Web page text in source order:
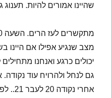
שהיינו אמורים להיות. תענוג
מצב שנגיע אפילו אם היינו
יכולים כרגע ואנחנו
גם לנחל ולהרויח עוד
אחרי